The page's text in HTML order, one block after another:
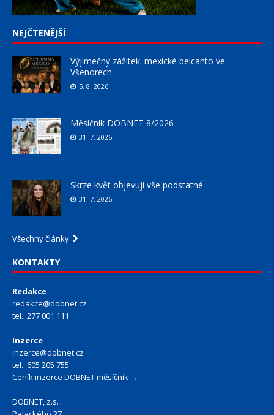
NEJČTENĚJŠÍ
Výjimečný zážitek: mexické belcanto ve
Všenorech
5. 8. 2026
Měsíčník DOBNET 8/2026
31. 7. 2026
Skrze květ objevuji vše podstatné
31. 7. 2026
Všechny články
KONTAKTY
Redakce
redakce@dobnet.cz
tel.: 277 001 111
Inzerce
inzerce@dobnet.cz
tel.: 605 205 755
Ceník inzerce DOBNET měsíčník →
DOBNET, z.s.